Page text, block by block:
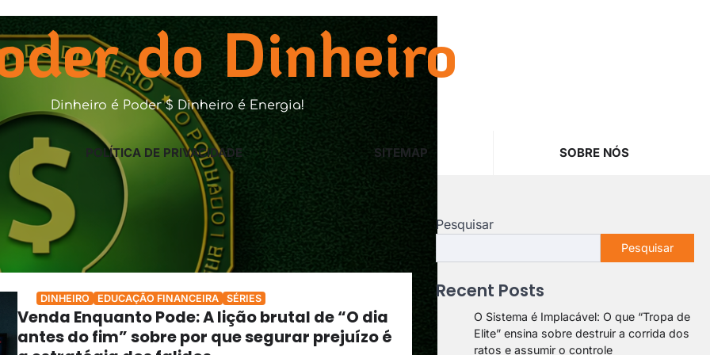
do Dinheiro
Dinheiro é Poder $ Dinheiro é Energia!
POLÍTICA DE PRIVACIDADE SITEMAP SOBRE NÓS
DINHEIRO EDUCAÇÃO FINANCEIRA SÉRIES
Venda Enquanto Pode: A lição brutal de “O dia
antes do fim” sobre por que segurar prejuízo é
Pesquisar
Pesquisar
Recent Posts
O Sistema é Implacável: O que “Tropa de
Elite” ensina sobre destruir a corrida dos
ratos e assumir o controle